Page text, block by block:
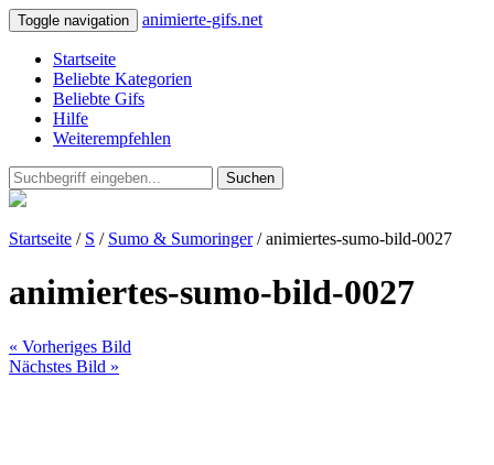
Toggle navigation animierte-gifs.net
Startseite
Beliebte Kategorien
Beliebte Gifs
Hilfe
Weiterempfehlen
Suchen
Startseite / S / Sumo & Sumoringer/ animiertes-sumo-bild-0027
animiertes-sumo-bild-0027
« Vorheriges Bild
Nächstes Bild »